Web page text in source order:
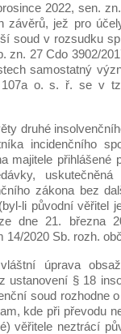
2022, sen.
závěrů, jež pro
soud v rozsudku
zn. 27 Cdo 3902/
samostatný
o. s. ř. se v
druhé
incidenčního
majitele přihlášené
zákona bez
li původní věřitel
dne 21. března
14/2020 Sb. rozh.
úprava
ustanovení § 18
soud rozhodne
kde při převodu
věřitele neztrácí